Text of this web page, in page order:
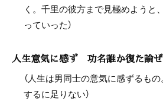
く。千里の彼方まで見極めようと
っていった）
人生意気に感ず 功名誰か復た論
（人生は男同士の意気に感ずるも
するに足りない）